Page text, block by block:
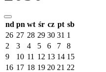
nd pn wt śr cz pt sb
26 27 28 29 30 31 1
2
3 4 5 6 7
8
9
10 11 12 13 14 15
16 17 18 19 20 21 22